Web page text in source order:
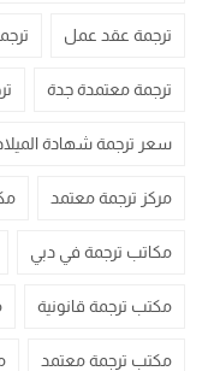
ترجمة عقد عمل
ترجمة معتمدة جدة
سعر ترجمة شهادة
مركز ترجمة معتمد
مكاتب ترجمة في دبي
مكتب ترجمة قانونية
مكتب ترجمة معتمد